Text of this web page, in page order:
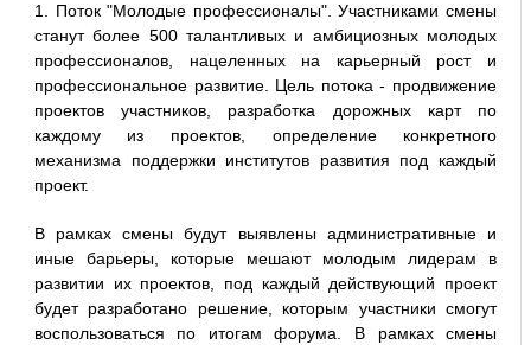
1. Поток "Молодые профессионалы". Участниками смены
станут более 500 талантливых и амбициозных молодых
профессионалов, нацеленных на карьерный рост и
профессиональное развитие. Цель потока - продвижение
проектов участников, разработка дорожных карт по
каждому из проектов, определение конкретного
механизма поддержки институтов развития под каждый
проект.
В рамках смены будут выявлены административные и
иные барьеры, которые мешают молодым лидерам в
развитии их проектов, под каждый действующий проект
будет разработано решение, которым участники смогут
воспользоваться по итогам форума. В рамках смены